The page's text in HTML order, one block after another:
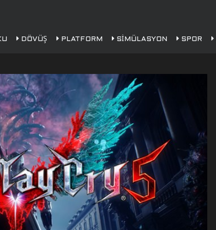
DÖVÜŞ PLATFORM SIMÜLASYON SPOR